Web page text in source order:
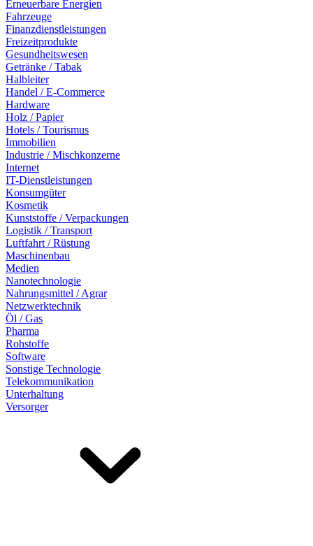
Erneuerbare Energien
Fahrzeuge
Finanzdienstleistungen
Freizeitprodukte
Gesundheitswesen
Getränke / Tabak
Halbleiter
Handel / E-Commerce
Hardware
Holz / Papier
Hotels / Tourismus
Immobilien
Industrie / Mischkonzerne
Internet
IT-Dienstleistungen
Konsumgüter
Kosmetik
Kunststoffe / Verpackungen
Logistik / Transport
Luftfahrt / Rüstung
Maschinenbau
Medien
Nanotechnologie
Nahrungsmittel / Agrar
Netzwerktechnik
Öl / Gas
Pharma
Rohstoffe
Software
Sonstige Technologie
Telekommunikation
Unterhaltung
Versorger